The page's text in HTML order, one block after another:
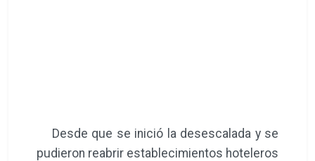
Desde que se inició la desescalada y se
pudieron reabrir establecimientos hoteleros